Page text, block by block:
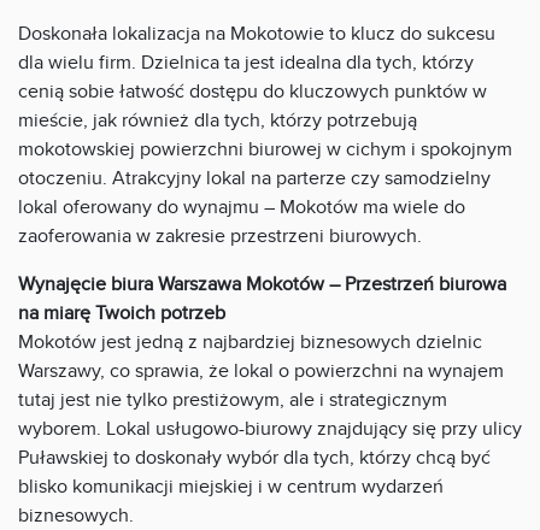
Doskonała lokalizacja na Mokotowie to klucz do sukcesu
dla wielu firm. Dzielnica ta jest idealna dla tych, którzy
cenią sobie łatwość dostępu do kluczowych punktów w
mieście, jak również dla tych, którzy potrzebują
mokotowskiej powierzchni biurowej w cichym i spokojnym
otoczeniu. Atrakcyjny lokal na parterze czy samodzielny
lokal oferowany do wynajmu – Mokotów ma wiele do
zaoferowania w zakresie przestrzeni biurowych.
Wynajęcie biura Warszawa Mokotów – Przestrzeń biurowa
na miarę Twoich potrzeb
Mokotów jest jedną z najbardziej biznesowych dzielnic
Warszawy, co sprawia, że lokal o powierzchni na wynajem
tutaj jest nie tylko prestiżowym, ale i strategicznym
wyborem. Lokal usługowo-biurowy znajdujący się przy ulicy
Puławskiej to doskonały wybór dla tych, którzy chcą być
blisko komunikacji miejskiej i w centrum wydarzeń
biznesowych.